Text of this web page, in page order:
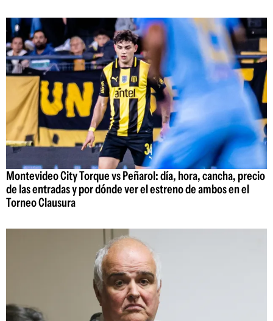
Montevideo City Torque vs Peñarol: día, hora, cancha, precio
de las entradas y por dónde ver el estreno de ambos en el
Torneo Clausura